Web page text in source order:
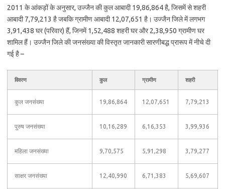
2011 के आंकड़ों के अनुसार, उज्जैन की कुल आबादी 19,86,864 है, जिसमें से शहरी
आबादी 7,79,213 है जबकि ग्रामीण आबादी 12,07,651 है। उज्जैन जिले में लगभग
3,91,438 घर (परिवार) हैं, जिनमें 1,52,488 शहरी घर और 2,38,950 ग्रामीण घर
शामिल हैं। उज्जैन जिले की जनसंख्या की विस्तृत जानकारी सारणीबद्ध प्रारूप में नीचे दी
गई है –
विवरण कुल ग्रामीण शहरी
कुल जनसंख्या 19,86,864 12,07,651 7,79,213
पुरुष जनसंख्या 10,16,289 6,16,353 3,99,936
महिला जनसंख्या 9,70,575 5,91,298 3,79,277
साक्षर जनसंख्या 12,40,990 6,71,383 5,69,607